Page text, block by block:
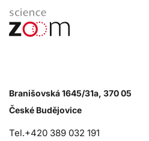
Branišovská 1645/31a, 370 05
České Budějovice
Tel.+420 389 032 191